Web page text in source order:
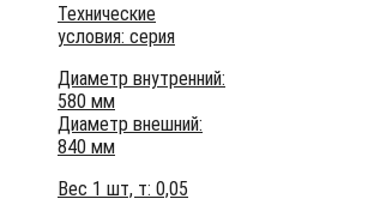
Технические
условия: серия
Диаметр внутренний:
580 мм
Диаметр внешний:
840 мм
Вес 1 шт, т: 0,05